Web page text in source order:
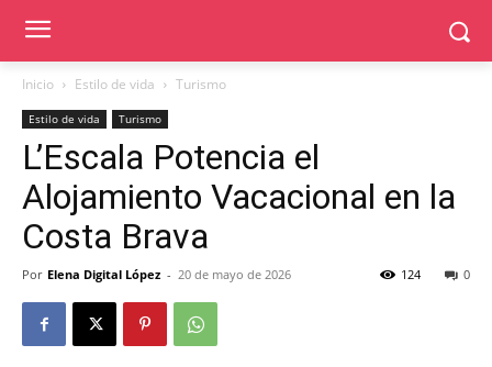
Inicio Estilo de vida Turismo
Estilo de vida Turismo
L’Escala Potencia el
Alojamiento Vacacional en la
Costa Brava
Por Elena Digital López - 20 de mayo de 2026 0
124